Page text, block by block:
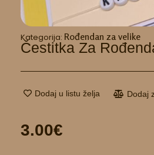
Kategorija: Rođendan za velike
Čestitka Za
Dodaj u listu želja Dodaj
3.00€